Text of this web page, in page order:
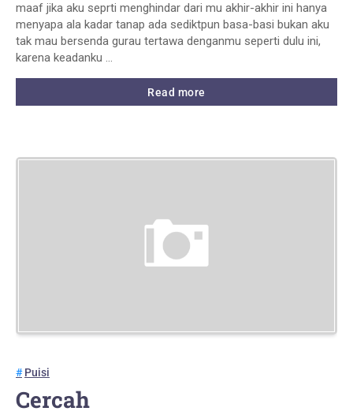
maaf jika aku seprti menghindar dari mu akhir-akhir ini hanya
menyapa ala kadar tanap ada sediktpun basa-basi bukan aku
tak mau bersenda gurau tertawa denganmu seperti dulu ini,
karena keadanku …
Read more
Puisi
Cercah